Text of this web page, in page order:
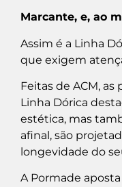
Marcante, e, ao
Assim é a Linha
que exigem
Feitas de ACM, as
Linha Dórica
estética, mas
afinal, são
longevidade do
A Pormade